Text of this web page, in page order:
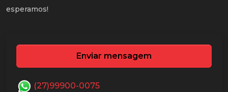
esperamos!
Enviar mensagem
(27)99900-0075